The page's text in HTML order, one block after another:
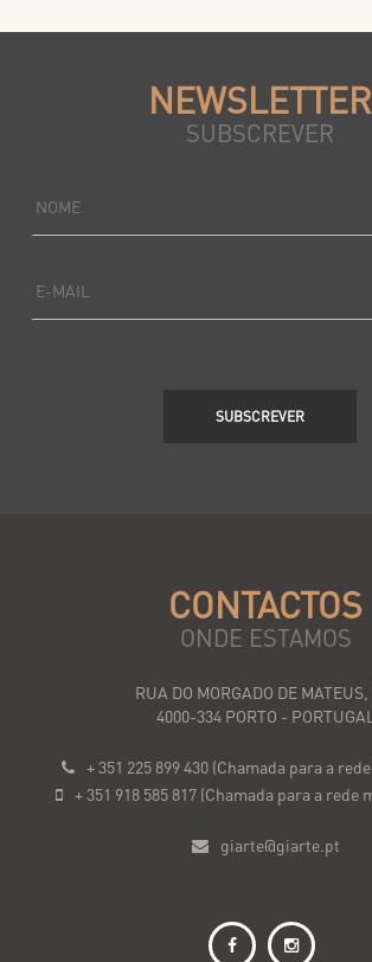
NEWSLETTER
SUBSCREVER
NOME
E-MAIL
SUBSCREVER
CONTACTOS
ONDE ESTAMOS
RUA DO MORGADO DE MATEUS,
4000-334 PORTO - PORTUGAL
+ 351 225 899 430 (Chamada para a
+ 351 918 585 817 (Chamada para a rede
giarte@giarte.pt